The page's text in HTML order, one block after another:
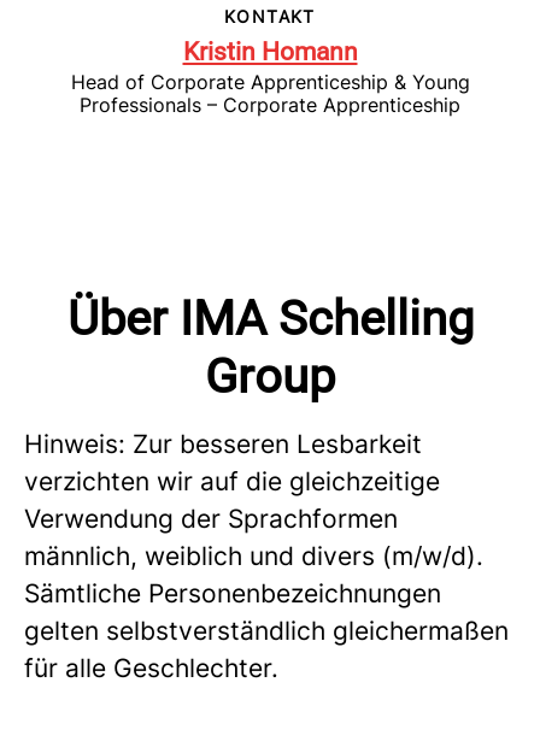
KONTAKT
Kristin Homann
Head of Corporate Apprenticeship & Young
Professionals – Corporate Apprenticeship
Über IMA Schelling
Group
Hinweis: Zur besseren Lesbarkeit
verzichten wir auf die gleichzeitige
Verwendung der Sprachformen
männlich, weiblich und divers (m/w/d).
Sämtliche Personenbezeichnungen
gelten selbstverständlich gleichermaßen
für alle Geschlechter.